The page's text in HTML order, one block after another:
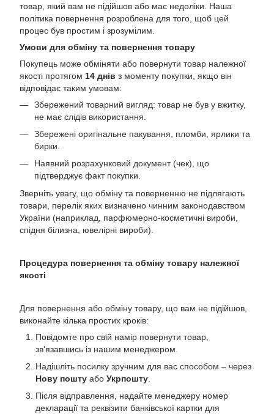
товар, який вам не підійшов або має недоліки. Наша
політика повернення розроблена для того, щоб цей
процес був простим і зрозумілим.
Умови для обміну та повернення товару
Покупець може обміняти або повернути товар належної
якості протягом 14 днів з моменту покупки, якщо він
відповідає таким умовам:
Збережений товарний вигляд: товар не був у вжитку,
не має слідів використання.
Збережені оригінальне пакування, пломби, ярлики та
бирки.
Наявний розрахунковий документ (чек), що
підтверджує факт покупки.
Зверніть увагу, що обміну та поверненню не підлягають
товари, перелік яких визначено чинним законодавством
України (наприклад, парфюмерно-косметичні вироби,
спідня білизна, ювелірні вироби).
Процедура повернення та обміну товару належної
якості
Для повернення або обміну товару, що вам не підійшов,
виконайте кілька простих кроків:
Повідомте про свій намір повернути товар,
зв'язавшись із нашим менеджером.
Надішліть посилку зручним для вас способом – через
Нову пошту або Укрпошту
Після відправлення, надайте менеджеру номер
декларації та реквізити банківської картки для